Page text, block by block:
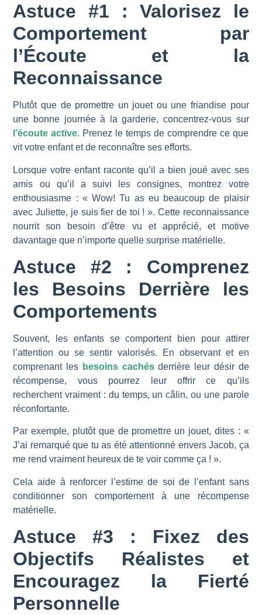
Astuce #1 : Valorisez le
Comportement par
l’Écoute et la
Reconnaissance
Plutôt que de promettre un jouet ou une friandise pour
une bonne journée à la garderie, concentrez-vous sur
l’écoute active. Prenez le temps de comprendre ce que
vit votre enfant et de reconnaître ses efforts.
Lorsque votre enfant raconte qu’il a bien joué avec ses
amis ou qu’il a suivi les consignes, montrez votre
enthousiasme : « Wow! Tu as eu beaucoup de plaisir
avec Juliette, je suis fier de toi ! ». Cette reconnaissance
nourrit son besoin d’être vu et apprécié, et motive
davantage que n’importe quelle surprise matérielle.
Astuce #2 : Comprenez
les Besoins Derrière les
Comportements
Souvent, les enfants se comportent bien pour attirer
l’attention ou se sentir valorisés. En observant et en
comprenant les besoins cachés derrière leur désir de
récompense, vous pourrez leur offrir ce qu’ils
recherchent vraiment : du temps, un câlin, ou une parole
réconfortante.
Par exemple, plutôt que de promettre un jouet, dites : «
J’ai remarqué que tu as été attentionné envers Jacob, ça
me rend vraiment heureux de te voir comme ça ! ».
Cela aide à renforcer l’estime de soi de l’enfant sans
conditionner son comportement à une récompense
matérielle.
Astuce #3 : Fixez des
Objectifs Réalistes et
Encouragez la Fierté
Personnelle